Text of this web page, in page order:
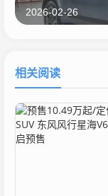
2026-02-26
相关阅读